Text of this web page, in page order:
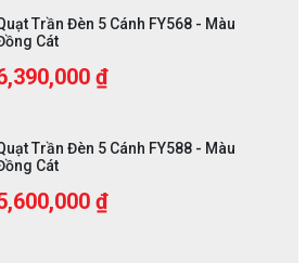
Trần Đèn 5 Cánh FY568 - Màu
Cát
₫
Trần Đèn 5 Cánh FY588 - Màu
Cát
₫